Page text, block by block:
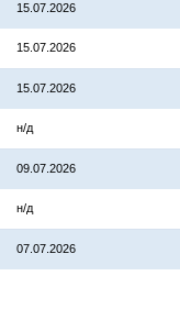
15.07.2026
15.07.2026
15.07.2026
н/д
09.07.2026
н/д
07.07.2026